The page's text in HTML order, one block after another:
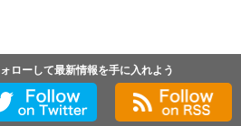
ローして最新情報を手に入れよう